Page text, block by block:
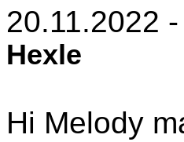
20.11.2022
Hexle
Hi Melody